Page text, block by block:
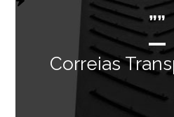
””
Correias